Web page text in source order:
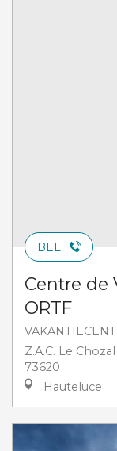
BEL
Centre de
ORTF
Z.A.C. Le Chozal
73620
Hauteluce